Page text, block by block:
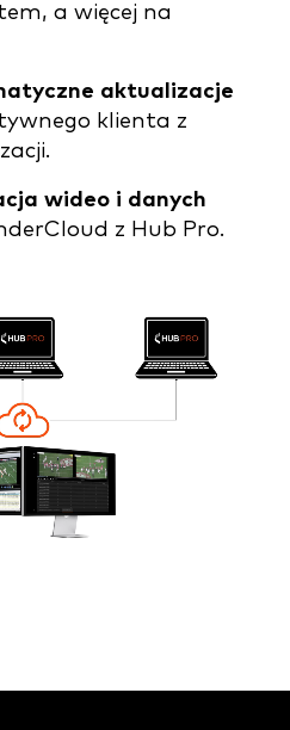
a więcej na
aktualizacje
klienta z
wideo i danych
z Hub Pro.